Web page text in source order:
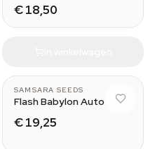
€ 18,50
SAMSARA SEEDS
Flash Babylon Auto
€ 19,25